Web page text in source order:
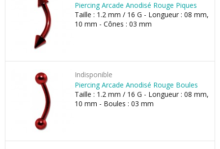
Piercing Arcade Anodisé Rouge Piques
Taille : 1.2 mm / 16 G - Longueur : 08 mm,
10 mm - Cônes : 03 mm
Indisponible
Piercing Arcade Anodisé Rouge Boules
Taille : 1.2 mm / 16 G - Longueur : 08 mm,
10 mm - Boules : 03 mm